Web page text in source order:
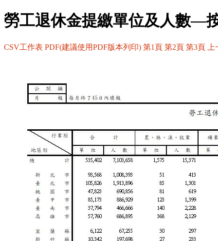
勞工退休金提繳單位及人數—
CSV工作表 PDF(建議使用PDF版本列印) 第1頁 第2頁 第3頁